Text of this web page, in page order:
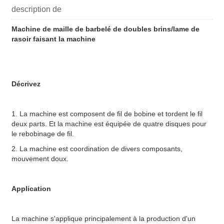
description de
Machine de maille de barbelé de doubles brins/lame de
rasoir faisant la machine
Décrivez
1. La machine est composent de fil de bobine et tordent le fil
deux parts. Et la machine est équipée de quatre disques pour
le rebobinage de fil.
2. La machine est coordination de divers composants,
mouvement doux.
Application
La machine s'applique principalement à la production d'un